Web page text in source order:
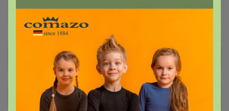
Общий каталог
Puratos™ Италика™ Чудское озеро™
Sen Soy™
COOKING™
Dolce-Rosa™